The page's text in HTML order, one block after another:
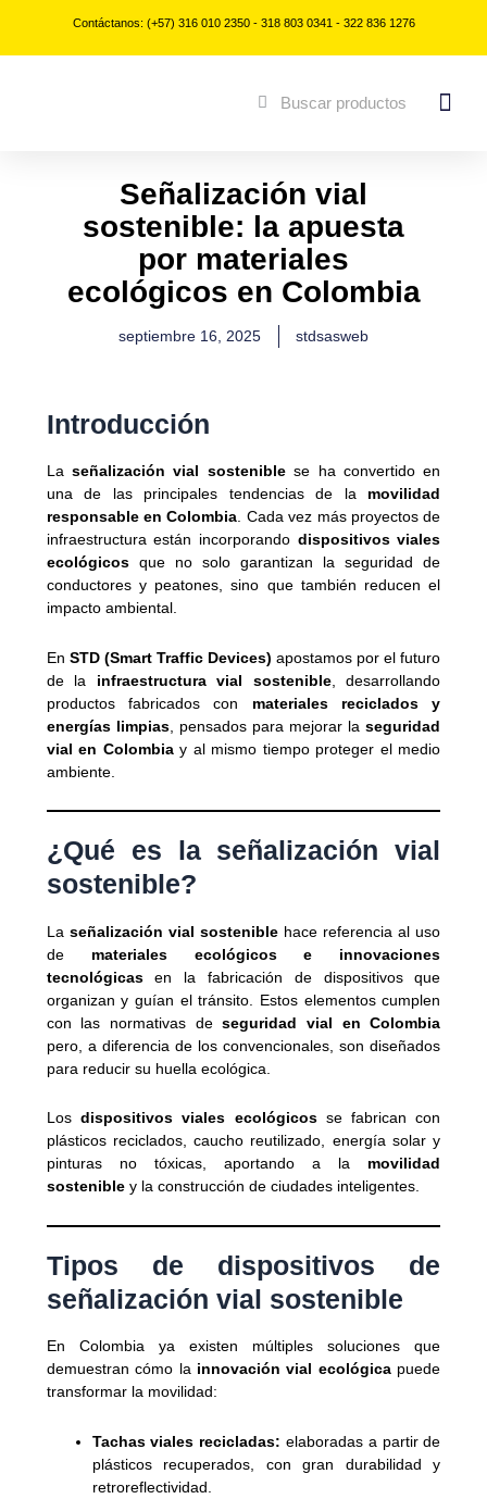
contenido
Contáctanos: (+57) 316 010 2350 - 318 803 0341 - 322 836 1276
Buscar
Buscar
Señalización vial
sostenible: la apuesta
por materiales
ecológicos en Colombia
septiembre 16, 2025 stdsasweb
Introducción
La señalización vial sosteniblese ha convertido en
una de las principales tendencias de la movilidad
responsable en Colombia. Cada vez más proyectos de
infraestructura están incorporando dispositivos viales
ecológicosque no solo garantizan la seguridad de
conductores y peatones, sino que también reducen el
impacto ambiental.
En STD (Smart Traffic Devices) apostamos por el futuro
de la infraestructura vial sostenible, desarrollando
productos fabricados con materiales reciclados y
energías limpias, pensados para mejorar laseguridad
vial en Colombiay al mismo tiempo proteger el medio
ambiente.
¿Qué es la señalización vial
sostenible?
La señalización vial sosteniblehace referencia al uso
de materiales ecológicos e innovaciones
tecnológicasen la fabricación de dispositivos que
organizan y guían el tránsito. Estos elementos cumplen
con las normativas deseguridad vial en Colombia
pero, a diferencia de los convencionales, son diseñados
para reducir su huella ecológica.
Los dispositivos viales ecológicosse fabrican con
plásticos reciclados, caucho reutilizado, energía solar y
pinturas no tóxicas, aportando a la movilidad
sostenibley la construcción de ciudades inteligentes.
Tipos de dispositivos de
señalización vial sostenible
En Colombia ya existen múltiples soluciones que
demuestran cómo la innovación vial ecológicapuede
transformar la movilidad:
Tachas viales recicladas: elaboradas a partir de
plásticos recuperados, con gran durabilidad y
retroreflectividad.